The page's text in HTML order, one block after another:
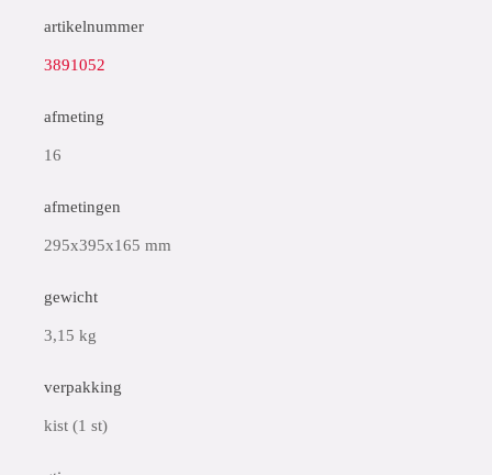
artikelnummer
3891052
afmeting
16
afmetingen
295x395x165 mm
gewicht
3,15 kg
verpakking
kist (1 st)